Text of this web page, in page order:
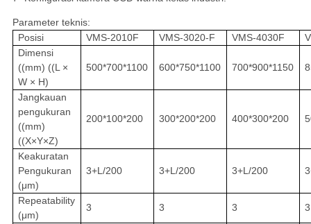
Parameter teknis:
Posisi
VMS-2010F VMS-3020-F VMS-4030F
Dimensi
((mm) ((L ×
W × H)
500*700*1100 600*750*1100 700*900*1150
Jangkauan
pengukuran
((mm)
((X×Y×Z)
200*100*200 300*200*200 400*300*200
Keakuratan
Pengukuran
(μm)
3+L/200 3+L/200 3+L/200
Repeatability
(μm)
3 3 3 3